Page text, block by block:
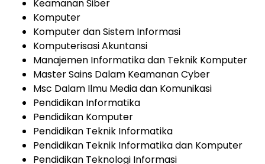
Keamanan Siber
Komputer
Komputer dan Sistem Informasi
Komputerisasi Akuntansi
Manajemen Informatika dan Teknik Komputer
Master Sains Dalam Keamanan Cyber
Msc Dalam Ilmu Media dan Komunikasi
Pendidikan Informatika
Pendidikan Komputer
Pendidikan Teknik Informatika
Pendidikan Teknik Informatika dan Komputer
Pendidikan Teknologi Informasi